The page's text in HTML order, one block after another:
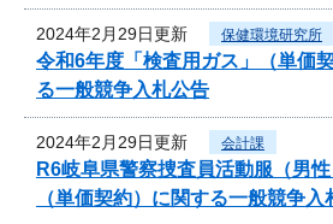
2024年2月29日更新 保健環境研究所
令和6年度「検査用ガス」（単価
る一般競争入札公告
2024年2月29日更新 会計課
R6岐阜県警察捜査員活動服（男
（単価契約）に関する一般競争入